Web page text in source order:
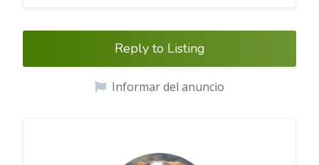
Reply to Listing
Informar del anuncio